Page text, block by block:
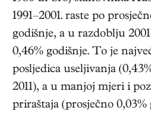
1991–2001. raste po
godišnje, a u razdoblju
0,46% godišnje. To je
posljedica useljivanja
2011), a u manjoj mjeri i
priraštaja (prosječno 0,03%